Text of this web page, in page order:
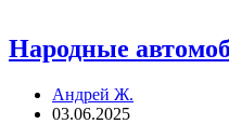
Народные
Андрей Ж.
03.06.2025